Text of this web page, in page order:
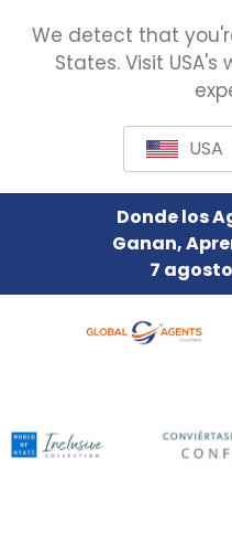
Donde los
Ganan,
7
We detect that
States. Visit
USA